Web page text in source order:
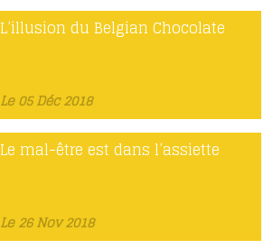
L’illusion du Belgian Chocolate
Le 05 Déc 2018
Le mal-être est dans l’assiette
Le 26 Nov 2018